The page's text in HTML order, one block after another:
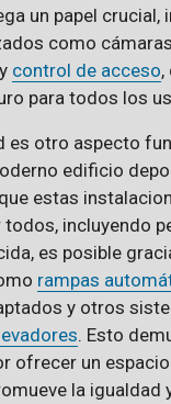
un papel crucial,
como
y control de acceso,
para todos los
es otro aspecto
edificio
estas
incluyendo
es posible
rampas
y otros
. Esto
ofrecer un
la igualdad